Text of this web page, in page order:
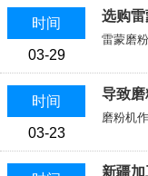
时间
03-29
选购
雷蒙磨
时间
03-23
导致
磨粉机
新疆